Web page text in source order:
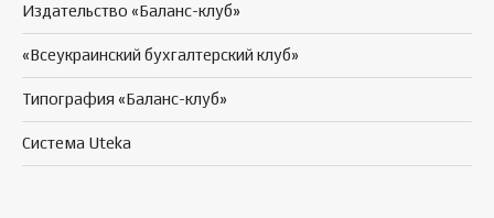
Издательство «Баланс-клуб»
«Всеукраинский бухгалтерский клуб»
Типография «Баланс-клуб»
Система Uteka